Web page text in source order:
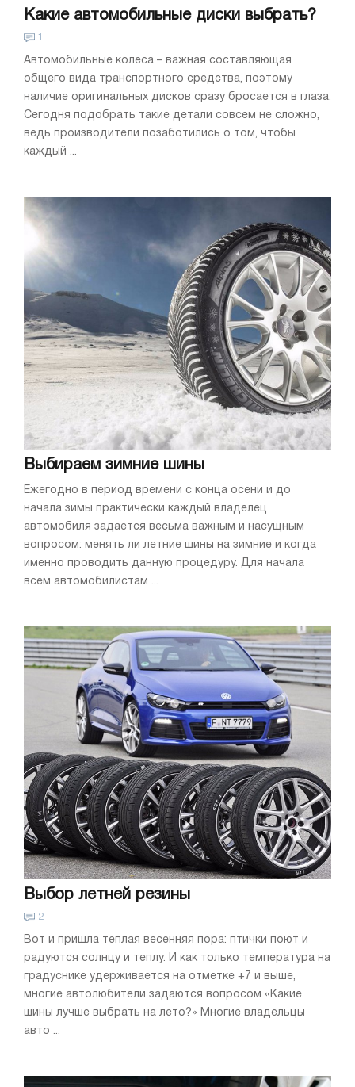
Какие автомобильные диски выбрать?
Автомобильные колеса – важная составляющая
общего вида транспортного средства, поэтому
наличие оригинальных дисков сразу бросается в глаза.
Сегодня подобрать такие детали совсем не сложно,
ведь производители позаботились о том, чтобы
каждый ...
Выбираем зимние шины
Ежегодно в период времени с конца осени и до
начала зимы практически каждый владелец
автомобиля задается весьма важным и насущным
вопросом: менять ли летние шины на зимние и когда
именно проводить данную процедуру. Для начала
всем автомобилистам ...
Выбор летней резины
2
Вот и пришла теплая весенняя пора: птички поют и
радуются солнцу и теплу. И как только температура на
градуснике удерживается на отметке +7 и выше,
многие автолюбители задаются вопросом «Какие
шины лучше выбрать на лето?» Многие владельцы
авто ...